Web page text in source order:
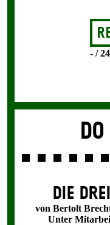
- /
DIE
von Bertolt
Unter